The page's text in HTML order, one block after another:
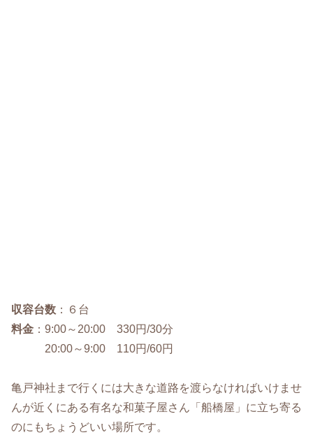
収容台数 ：６台
料金 ：9:00～20:00 330円/30分
20:00～9:00 110円/60円
亀戸神社まで行くには大きな道路を渡らなければいけませ
んが近くにある有名な和菓子屋さん「船橋屋」に立ち寄る
のにもちょうどいい場所です。